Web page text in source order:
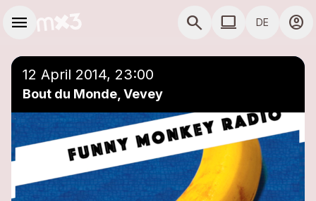
menu search COMPUTER
computer DE account_circle
12 April 2014, 23:00
Bout du Monde, Vevey
Einer Playlist hinzufügen close